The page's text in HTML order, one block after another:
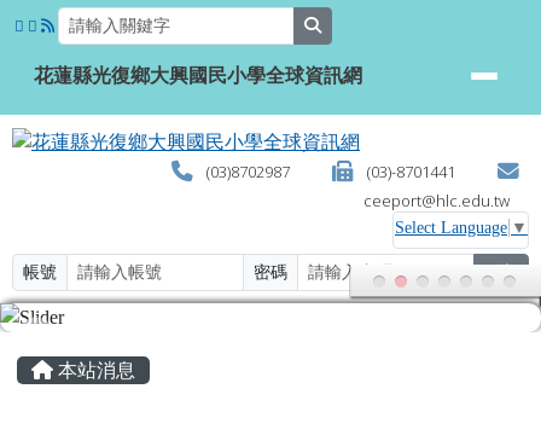
跳至主內容區
花蓮縣光復鄉大興國民小學全球資
花蓮縣光復鄉大興國民小學全球資訊網
(03)8702987
(03)-8701441
ceeport@hlc.edu.tw
Select Language ▼
帳號 密碼 登入
主內容區域
本站消息
頁尾區域